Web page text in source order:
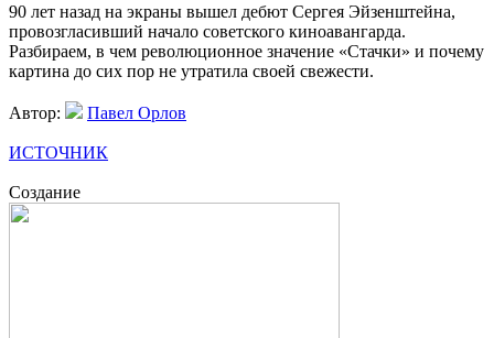
90 лет назад на экраны вышел дебют Сергея Эйзенштейна,
провозгласивший начало советского киноавангарда.
Разбираем, в чем революционное значение «Стачки» и почему
картина до сих пор не утратила своей свежести.
Автор: Павел Орлов
ИСТОЧНИК
Создание